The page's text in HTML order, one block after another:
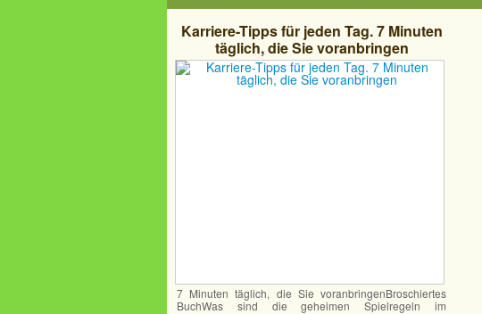
Karriere-Tipps für jeden Tag. 7 Minuten
täglich, die Sie voranbringen
7 Minuten täglich, die Sie voranbringenBroschiertes
BuchWas sind die geheimen Spielregeln im